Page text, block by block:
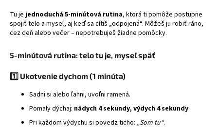
Tu je jednoduchá 5-minútová rutina, ktorá ti pomôže postupne
spojiť telo a myseľ, aj keď sa cítiš „odpojená“. Môžeš ju robiť ráno,
cez deň alebo večer – nepotrebuješ žiadne pomôcky.
5-minútová rutina: telo tu je, myseľ späť
1️⃣ Ukotvenie dychom (1 minúta)
Sadni si alebo ľahni, uvoľni ramená.
Pomaly dýchaj: nádych 4 sekundy, výdych 4 sekundy.
Pri každom výdychu si povedz ticho: „Som tu“.